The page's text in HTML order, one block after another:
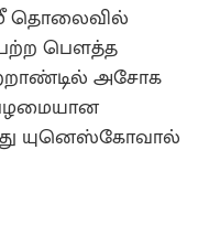
தொலைவில்
பௌத்த
அசோக
யுனெஸ்கோவால்